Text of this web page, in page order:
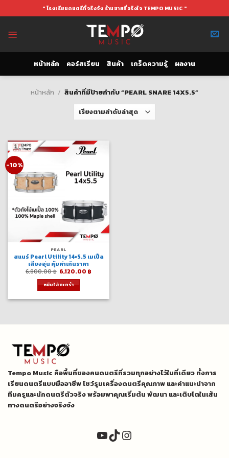
to
" โรงเรียนดนตรีที่จริงจัง ร้านขายที่จริงใจ TEMPO MUSIC "
หน้าหลัก คอร์สเรียน สินค้า เกร็ดความรู้ ผลงาน
หน้าหลัก / สินค้าที่มีป้ายกำกับ “PEARL SNARE 14X5.5”
-10%
PEARL
สแนร์ Pearl Utility 14×5.5 เมเปิ้ล
เสียงอุ่น คุ้มค่าเกินราคา
6,800.00฿ Original
price
was:
6,800.00 ฿.
6,120.00 ฿
หยิบใส่ตะกร้า
Tempo Music คือพื้นที่ของคนดนตรีที่รวมทุกอย่างไว้ในที่เดียว ทั้งการ
เรียนดนตรีแบบมืออาชีพ โชว์รูมเครื่องดนตรีคุณภาพ และคำแนะนำจาก
ทีมครูและนักดนตรีตัวจริง พร้อมพาคุณเริ่มต้น พัฒนา และเติบโตในเส้น
ทางดนตรีอย่างจริงจัง
YouTube
TikTok
Instagram